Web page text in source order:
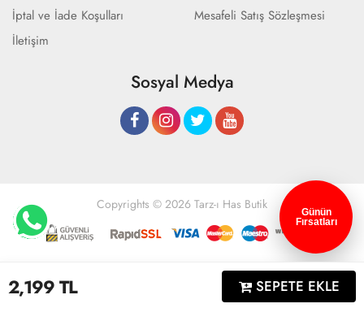
2,199TL SEPETE EKLE
İptal ve İade Koşulları
İletişim
Mesafeli Satış Sözleşmesi
Sosyal Medya
Copyrights © 2026 Tarz-ı Has Butik
Geliştir - powered by innovation
Anasayfa Sipariş Takibi İletişim
Günün
Fırsatları